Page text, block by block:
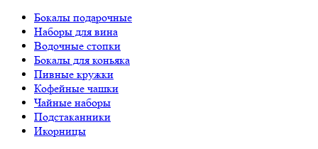
Бокалы подарочные
Наборы для вина
Водочные стопки
Бокалы для коньяка
Пивные кружки
Кофейные чашки
Чайные наборы
Подстаканники
Икорницы